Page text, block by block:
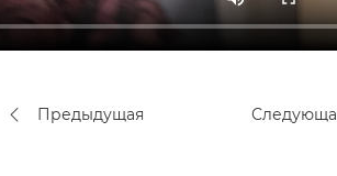
Предыдущая